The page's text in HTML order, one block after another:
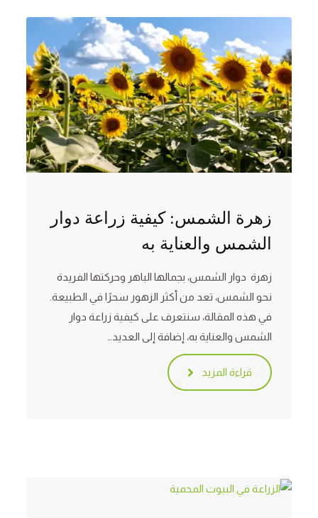
زهرة الشمس: كيفية زراعة دوار
الشمس والعناية به
زهرة دوار الشمس، بجمالها الباهر وحركتها الفريدة
نحو الشمس، تعد من أكثر الزهور سحرًا في الطبيعة.
في هذه المقالة، سنتعرف على كيفية زراعة دوار
الشمس والعناية به، إضافة إلى العديد…
قراءة المزيد